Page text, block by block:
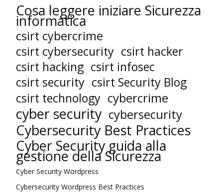
Cosa leggere iniziare Sicurezza
informatica
csirt cybercrime
csirt cybersecurity csirt hacker
csirt hacking csirt infosec
csirt security csirt Security Blog
csirt technology cybercrime
cyber security cybersecurity
Cybersecurity Best Practices
Cyber Security guida alla
gestione della Sicurezza
Cyber Security Wordpress
Cybersecurity Wordpress Best Practices